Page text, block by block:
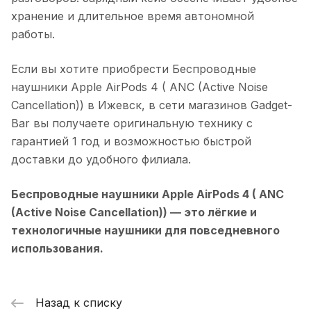
хранение и длительное время автономной
работы.
Если вы хотите приобрести Беспроводные
наушники Apple AirPods 4 ( ANC (Active Noise
Cancellation)) в Ижевск, в сети магазинов Gadget-
Bar вы получаете оригинальную технику с
гарантией 1 год и возможностью быстрой
доставки до удобного филиала.
Беспроводные наушники Apple AirPods 4 ( ANC
(Active Noise Cancellation)) — это лёгкие и
технологичные наушники для повседневного
использования.
Назад к списку